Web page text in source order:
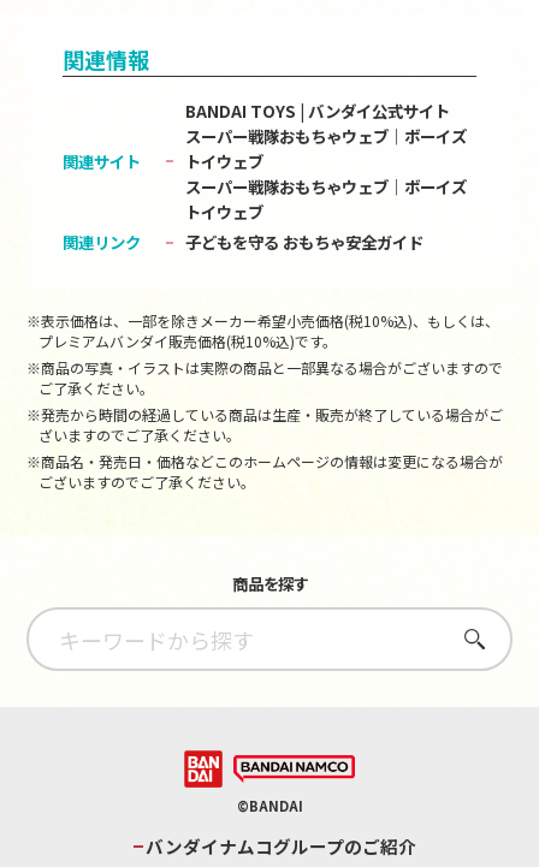
関連情報
関連サイト
BANDAI TOYS | バンダイ公式サイト
スーパー戦隊おもちゃウェブ｜ボーイズ
トイウェブ
スーパー戦隊おもちゃウェブ｜ボーイズ
トイウェブ
関連リンク
子どもを守る おもちゃ安全ガイド
※表示価格は、一部を除きメーカー希望小売価格(税10%込)、もしくは、
プレミアムバンダイ販売価格(税10%込)です。
※商品の写真・イラストは実際の商品と一部異なる場合がございますので
ご了承ください。
※発売から時間の経過している商品は生産・販売が終了している場合がご
ざいますのでご了承ください。
※商品名・発売日・価格などこのホームページの情報は変更になる場合が
ございますのでご了承ください。
商品を探す
さがす
©BANDAI
バンダイナムコグループのご紹介